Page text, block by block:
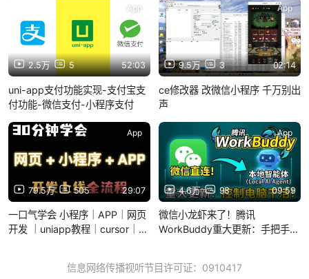
布全流程，带你一天速通微信小
程序，学完即可创建属于自己的
小程序！
2.5万 5 52:03
App
uni-app支付功能实现-支付宝支
付功能-微信支付-小程序支付
9.5万 3 02:14
App
ce修改器 改微信小程序 千万别出
声
79.5万 505 29:07
App
一口气学会 小程序｜APP｜网页
开发 ｜uniapp教程｜cursor｜
4.6万 98 09:59
App
微信小龙虾来了！腾讯
WorkBuddy重大更新：手把手教
信息网络传播视听节目许可证：0910417